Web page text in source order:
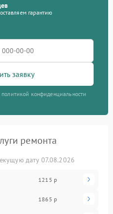
гарантию
заявку
конфиденциальности
ремонта
дату 07.08.2026
1215 р
1865 р